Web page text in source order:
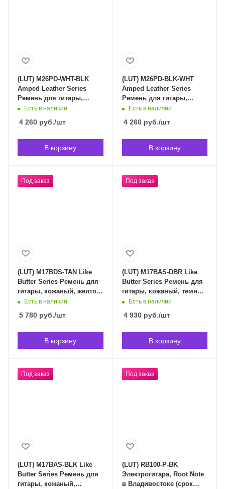
(LUT) M26PD-WHT-BLK
Amped Leather Series
Ремень для гитары,
кожаный, белый/черный,
(срок доставки
Есть в наличии
4 260 руб./шт
В корзину
(LUT) M26PD-BLK-WHT
Amped Leather Series
Ремень для гитары,
кожаный, черный/белый,
(срок доставки
Есть в наличии
4 260руб./шт
В корзину
Под заказ
(LUT) M17BDS-TAN Like
Butter Series Ремень для
гитары, кожаный, желто-
коричневый, Levy's в
доставки индивидуален)
Есть в наличии
5 780 руб./шт
В корзину
Под заказ
(LUT) M17BAS-DBR Like
Butter Series Ремень для
гитары, кожаный, темно-
коричневый, Levy's в
доставки индивидуален)
Есть в наличии
4 930руб./шт
В корзину
Под заказ
(LUT) M17BAS-BLK Like
Butter Series Ремень для
гитары, кожаный,
Под заказ
(LUT) RB100-P-BK
Электрогитара, Root Note
в Владивостоке (срок